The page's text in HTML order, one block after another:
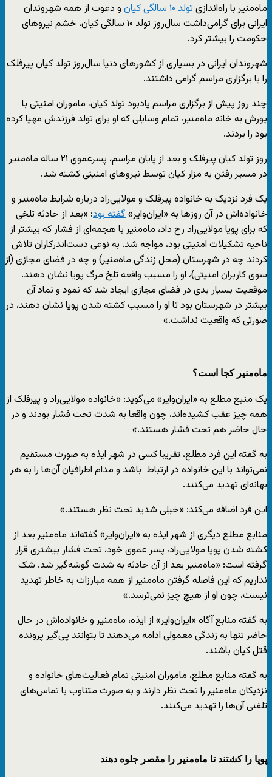
ماه‌‌منیر با راه‌اندازیتولد ۱۰ سالگی کیان
و دعوت از همه شهروندان
ایرانی برای گرامی‌داشت سال‌روز تولد ۱۰ سالگی کیان، خشم نیروهای
حکومت را بیشتر کرد.
شهروندان ایرانی در بسیاری از کشورهای دنیا سال‌روز تولد کیان پیرفلک
را با برگزاری مراسم گرامی‌ داشتند.
چند روز پیش از برگزاری مراسم یادبود تولد کیان، ماموران امنیتی با
یورش به خانه ماه‌منیر، تمام وسایلی که او برای تولد فرزندش مهیا کرده
بود را بردند.
روز تولد کیان پیرفلک و بعد از پایان مراسم، پسرعموی ۲۱ ساله ماه‌‌منیر
در مسیر رفتن به مزار کیان توسط نیروهای امنیتی کشته شد.
یک فرد نزدیک به خانواده پیرفلک و مولایی‌راد درباره شرایط ماه‌منیر و
خانواده‌اش در آن روزها به «ایران‌وایر»گفته بود: «بعد از حادثه تلخی
که برای پویا مولایی‌راد رخ داد، ماه‌منیر با هجمه‌ای از فشار که بیشتر از
ناحیه تشکیلات امنیتی بود، مواجه شد. به نوعی دست‌اندرکاران تلاش
کردند چه در شهرستان (محل زندگی ماه‌منیر) و چه در فضای مجازی (از
سوی کاربران امنیتی)، او را مسبب واقعه تلخ مرگ پویا نشان دهند.
موقعیت بسیار بدی در فضای مجازی ایجاد شد که نمود و نماد آن
بیشتر در شهرستان بود تا او را مسبب کشته شدن پویا نشان دهند، در
صورتی که واقعیت نداشت.»
ماه‌منیر کجا است؟
یک منبع مطلع به «ایران‌وایر» می‌گوید: «خانواده مولایی‌راد و پیرفلک از
همه چیز عقب کشیده‌اند، چون واقعا به شدت تحت فشار بودند و در
حال حاضر هم تحت فشار هستند.»
به گفته این فرد مطلع، تقریبا کسی در شهر ایذه به صورت مستقیم
نمی‌تواند با این خانواده در ارتباط باشد و مدام اطرافیان آن‌ها را به هر
بهانه‌ای تهدید می‌کنند.
این فرد اضافه می‌کند:‌ «خیلی شدید تحت نظر هستند.»
منابع مطلع دیگری از شهر ایذه به «ایران‌وایر» گفته‌اند ماه‌منیر بعد از
کشته شدن پویا مولایی‌راد، پسر عموی خود، تحت فشار بیشتری قرار
گرفته است: «ماه‌منیر بعد از آن حادثه به شدت گوشه‌گیر شد. شک
نداریم که این فاصله گرفتن ماه‌منیر از همه مبارزات به خاطر تهدید
نیست، چون او از هیچ چیز نمی‌ترسد.»
به گفته منابع آگاه «ایران‌وایر» از ایذه، ماه‌منیر و خانواده‌اش در حال
حاضر تنها به زندگی معمولی ادامه می‌دهند تا بتوانند پی‌گیر پرونده
قتل کیان باشند.
به گفته منابع مطلع، ماموران امنیتی تمام فعالیت‌های خانواده و
نزدیکان ماه‌منیر را تحت نظر دارند و به صورت متناوب با تماس‌های
تلفنی آن‌ها را تهدید می‌کنند.
پویا را کشتند تا ماه‌منیر را مقصر جلوه دهند